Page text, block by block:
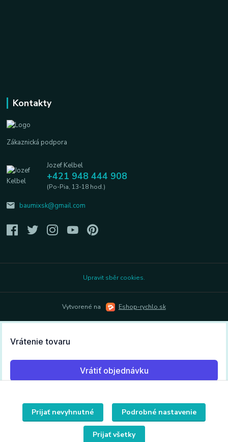
Kontakty
Zákaznická podpora
Jozef Kelbel
+421 948 444 908
(Po-Pia, 13-18 hod.)
baumixsk@gmail.com
Upravit sběr cookies.
Vytvorené na Eshop-rychlo.sk
Prijať nevyhnutné Podrobné nastavenie
Prijať všetky